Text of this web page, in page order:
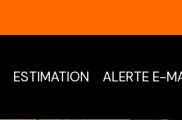
ESTIMATION ALERTE E-